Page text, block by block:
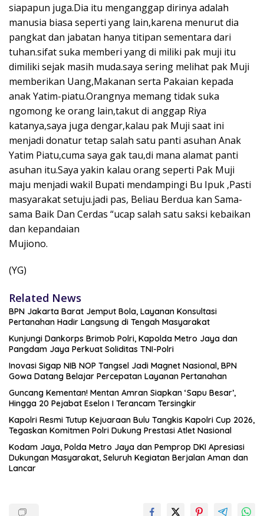
siapapun juga.Dia itu menganggap dirinya adalah
manusia biasa seperti yang lain,karena menurut dia
pangkat dan jabatan hanya titipan sementara dari
tuhan.sifat suka memberi yang di miliki pak muji itu
dimiliki sejak masih muda.saya sering melihat pak Muji
memberikan Uang,Makanan serta Pakaian kepada
anak Yatim-piatu.Orangnya memang tidak suka
ngomong ke orang lain,takut di anggap Riya
katanya,saya juga dengar,kalau pak Muji saat ini
menjadi donatur tetap salah satu panti asuhan Anak
Yatim Piatu,cuma saya gak tau,di mana alamat panti
asuhan itu.Saya yakin kalau orang seperti Pak Muji
maju menjadi wakil Bupati mendampingi Bu Ipuk ,Pasti
masyarakat setuju.jadi pas, Beliau Berdua kan Sama-
sama Baik Dan Cerdas “ucap salah satu saksi kebaikan
dan kepandaian
Mujiono.
(YG)
Related News
BPN Jakarta Barat Jemput Bola, Layanan Konsultasi
Pertanahan Hadir Langsung di Tengah Masyarakat
Kunjungi Dankorps Brimob Polri, Kapolda Metro Jaya dan
Pangdam Jaya Perkuat Soliditas TNI-Polri
Inovasi Sigap NIB NOP Tangsel Jadi Magnet Nasional, BPN
Gowa Datang Belajar Percepatan Layanan Pertanahan
Guncang Kementan! Mentan Amran Siapkan ‘Sapu Besar’,
Hingga 20 Pejabat Eselon I Terancam Tersingkir
Kapolri Resmi Tutup Kejuaraan Bulu Tangkis Kapolri Cup 2026,
Tegaskan Komitmen Polri Dukung Prestasi Atlet Nasional
Kodam Jaya, Polda Metro Jaya dan Pemprop DKI Apresiasi
Dukungan Masyarakat, Seluruh Kegiatan Berjalan Aman dan
Lancar